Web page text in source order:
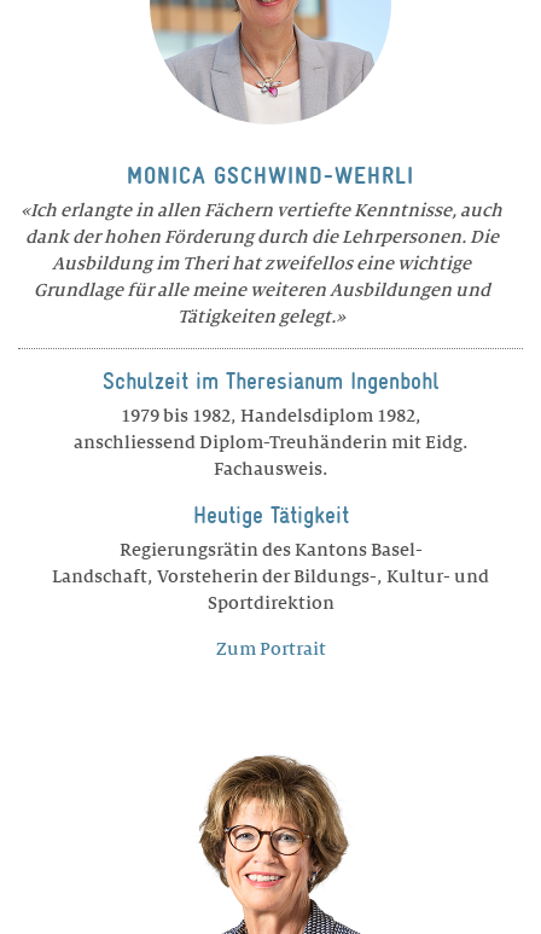
MONICA GSCHWIND-WEHRLI
Ich erlangte in allen Fächern vertiefte Kenntnisse, auch
dank der hohen Förderung durch die Lehrpersonen. Die
Ausbildung im Theri hat zweifellos eine wichtige
Grundlage für alle meine weiteren Ausbildungen und
Tätigkeiten gelegt.
Schulzeit im Theresianum Ingenbohl
1979 bis 1982, Handelsdiplom 1982,
anschliessend Diplom-Treuhänderin mit Eidg.
Fachausweis.
Heutige Tätigkeit
Regierungsrätin des Kantons Basel-
Landschaft, Vorsteherin der Bildungs-, Kultur- und
Sportdirektion
Zum Portrait